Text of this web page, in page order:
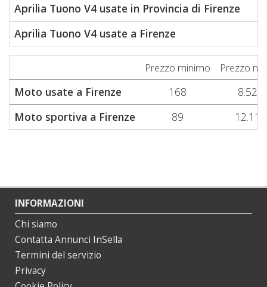
Aprilia Tuono V4 usate in Provincia di Firenze
Aprilia Tuono V4 usate a Firenze
Prezzo minimo Prezzo
Moto usate a Firenze 168
8.520
Moto sportiva a Firenze
89 12.110
INFORMAZIONI
Chi siamo
Contatta Annunci InSella
Termini del servizio
Privacy